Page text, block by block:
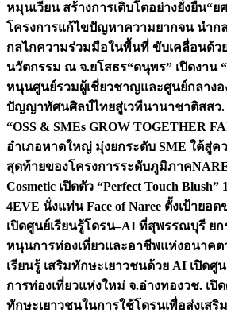
หมุนเวียน สร้างการเติบโตอย่างยั่งยืน“ย
โครงการแก้ไขปัญหาความยากจน นำก
กลไกความร่วมมือในพื้นที่ ขับเคลื่อนด้ว
นวัตกรรม ณ จ.ยโสธร“ดนุพร” เปิดงาน
หนุนศูนย์รวมผู้เชี่ยวชาญและศูนย์กลาง
ปัญญาทัศนศิลป์ไทยสู่เวทีนานาชาติสสว
“OSS & SMEs GROW TOGETHER
อำเภอหาดใหญ่ มุ่งยกระดับ SME ใต้สู่ค
สุดท้ายของโครงการระดับภูมิภาค
Cosmetic เปิดตัว “Perfect Touch Blush”
4EVE นั่งแท่น Face of Naree ตั้งเป้ายอ
เปิดศูนย์เรียนรู้โดรน–AI ที่สุพรรณบุรี ย
หนุนการท่องเที่ยวและอาชีพแห่งอนาคต
เรียนรู้ เสริมทักษะเยาวชนด้วย AI เปิดศู
การท่องเที่ยวแห่งใหม่ จ.อ่างทองวช. เปิ
ทักษะเยาวชนในการใช้โดรนเพื่อส่งเสริ